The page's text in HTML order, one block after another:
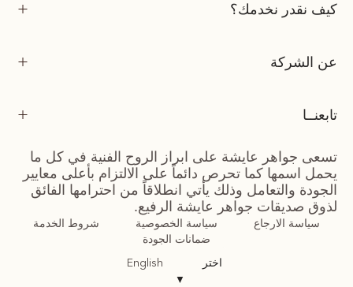
كيف نقدر نخدمك؟
عن الشركة
تابعنــا
تسعى جواهر عايشة على ابراز الروح الفنية في كل ما
يحمل اسمها كما تحرص دائماً على الالتزام بأعلى معايير
الجودة والتعامل وذلك يأتي انطلاقاً من احترامها الفائق
لذوق صديقات جواهر عايشة الرفيع.
سياسة الارجاع سياسة الخصوصية
شروط الخدمة
ضمانات الجودة
اختر
▼
English